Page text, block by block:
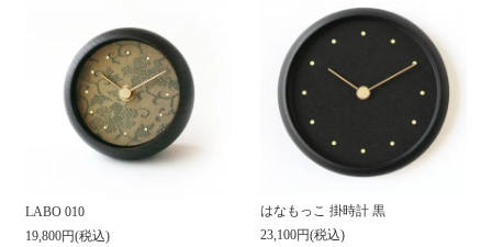
LABO 010
19,800円(税込)
はなもっこ 掛時計 黒
23,100円(税込)